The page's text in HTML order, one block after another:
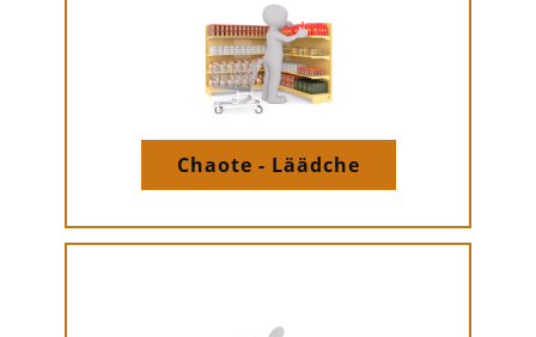
Chaote - Läädche